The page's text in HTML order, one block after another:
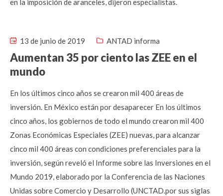
en la imposición de aranceles, dijeron especialistas.
13 de junio de 2019 ANTAD informa
Aumentan 35 por ciento las ZEE en el
mundo
En los últimos cinco años se crearon mil 400 áreas de
inversión. En México están por desaparecer En los últimos
cinco años, los gobiernos de todo el mundo crearon mil 400
Zonas Económicas Especiales (ZEE) nuevas, para alcanzar
cinco mil 400 áreas con condiciones preferenciales para la
inversión, según reveló el Informe sobre las Inversiones en el
Mundo 2019, elaborado por la Conferencia de las Naciones
Unidas sobre Comercio y Desarrollo (UNCTAD.por sus siglas